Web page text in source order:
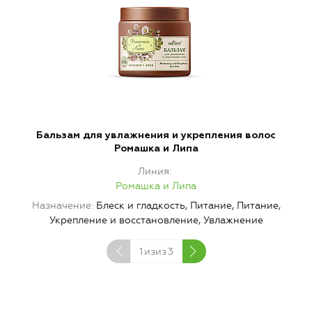
Бальзам для увлажнения и укрепления волос
Ромашка и Липа
Линия
Ромашка и Липа
Назначение Блеск и гладкость, Питание, Питание,
Укрепление и восстановление, Увлажнение
1 изиз3